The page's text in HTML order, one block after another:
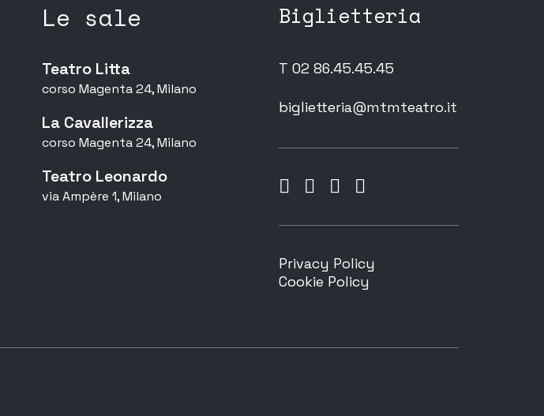
Le sale
Teatro Litta
corso Magenta 24, Milano
La Cavallerizza
corso Magenta 24, Milano
Teatro Leonardo
via Ampère 1, Milano
Biglietteria
T 02 86.45.45.45
biglietteria@mtmteatro.it
Privacy Policy
Cookie Policy